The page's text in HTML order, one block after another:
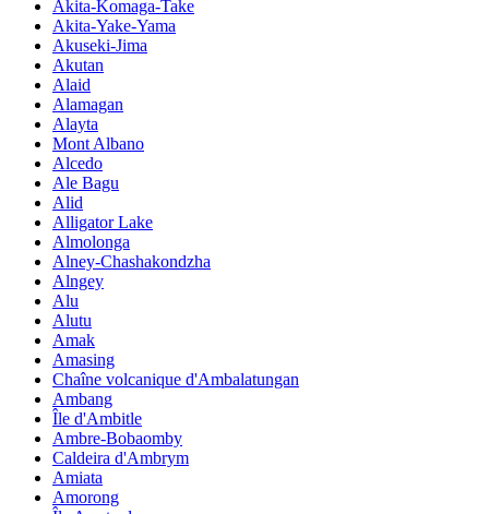
Akita-Komaga-Take
Akita-Yake-Yama
Akuseki-Jima
Akutan
Alaid
Alamagan
Alayta
Mont Albano
Alcedo
Ale Bagu
Alid
Alligator Lake
Almolonga
Alney-Chashakondzha
Alngey
Alu
Alutu
Amak
Amasing
Chaîne volcanique d'Ambalatungan
Ambang
Île d'Ambitle
Ambre-Bobaomby
Caldeira d'Ambrym
Amiata
Amorong